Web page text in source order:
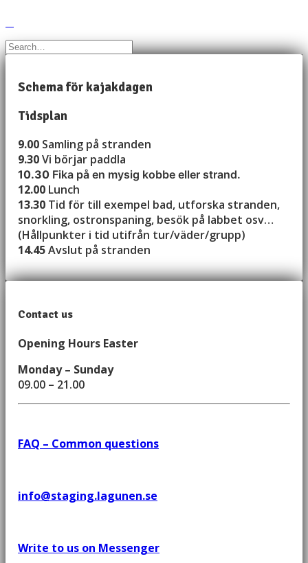
Schema för kajakdagen
Tidsplan
9.00 Samling på stranden
9.30Vi börjar paddla
10.30 Fika på en mysig kobbe eller strand.
12.00 Lunch
13.30 Tid för till exempel bad, utforska stranden,
snorkling, ostronspaning, besök på labbet osv…
(Hållpunkter i tid utifrån tur/väder/grupp)
14.45Avslut på stranden
Contact us
Opening Hours Easter
Monday – Sunday
09.00 – 21.00
FAQ – Common questions
info@staging.lagunen.se
Write to us on Messenger